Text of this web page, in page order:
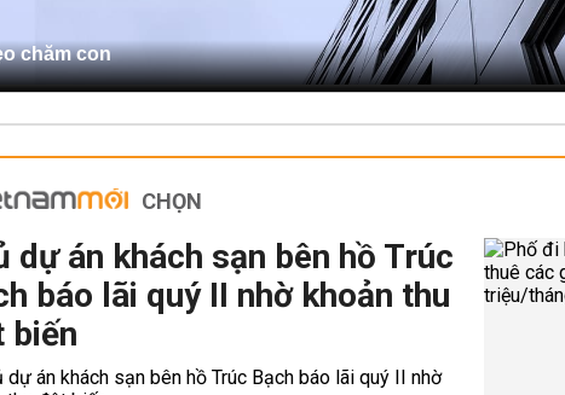
chăm con
CHỌN
dự án khách sạn bên hồ Trúc
báo lãi quý II nhờ khoản thu
biến